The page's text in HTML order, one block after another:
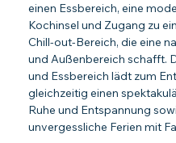
einen Essbereich, eine
Kochinsel und Zugang zu
Chill-out-Bereich, die eine
und Außenbereich schafft.
und Essbereich lädt zum
gleichzeitig einen
Ruhe und Entspannung
unvergessliche Ferien mit